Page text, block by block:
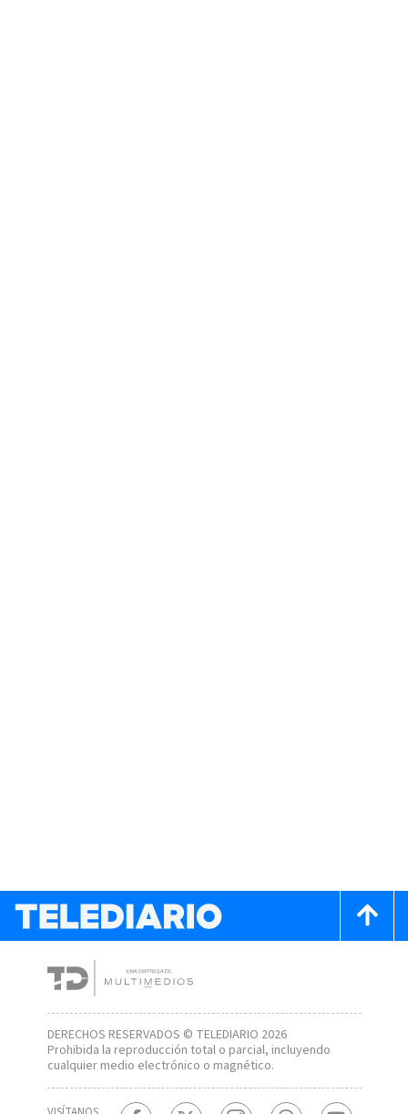
DERECHOS RESERVADOS © TELEDIARIO 2026
Prohibida la reproducción total o parcial, incluyendo
cualquier medio electrónico o magnético.